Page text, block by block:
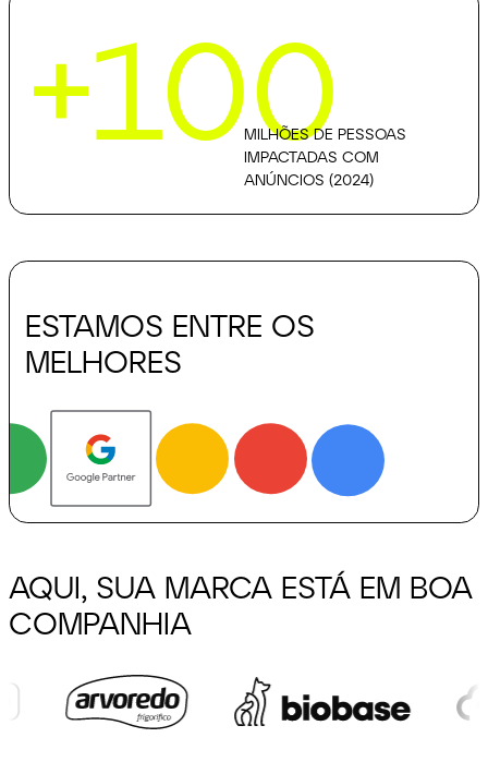
+100
MILHÕES DE PESSOAS
IMPACTADAS COM
ANÚNCIOS (2024)
ESTAMOS ENTRE OS
MELHORES
AQUI, SUA MARCA ESTÁ EM BOA
COMPANHIA